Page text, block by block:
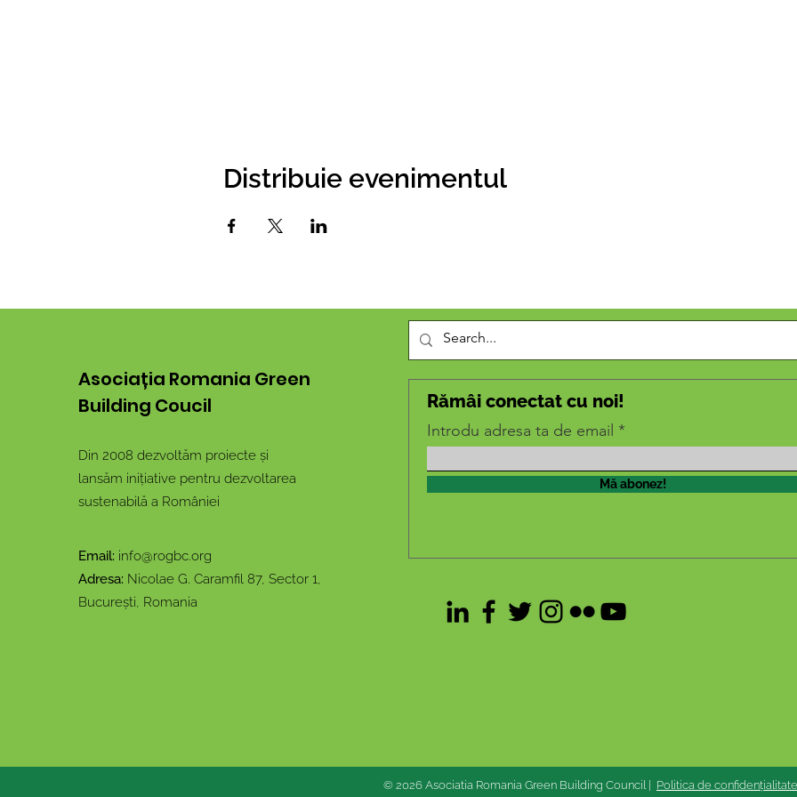
Distribuie evenimentul
Asociația Romania Green
Building Coucil
Din 2008 dezvoltăm proiecte și
lansăm inițiative pentru dezvoltarea
sustenabilă a României
Email: info@rogbc.org
Adresa: Nicolae G. Caramfil 87, Sector 1,
București, Romania
Rămâi conectat cu noi!
Introdu adresa ta de email
Mă abonez!
© 2026 Asociatia Romania Green Building Council | Politica de confidențialitate